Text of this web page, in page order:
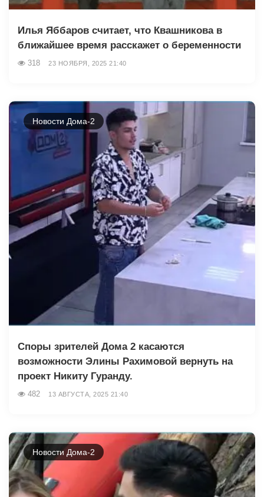
Илья Яббаров считает, что Квашникова в
ближайшее время расскажет о беременности
318 23 НОЯБРЯ, 2025 21:40
Новости Дома-2
Споры зрителей Дома 2 касаются
возможности Элины Рахимовой вернуть на
проект Никиту Гуранду.
482 13 АВГУСТА, 2025 21:40
Новости Дома-2